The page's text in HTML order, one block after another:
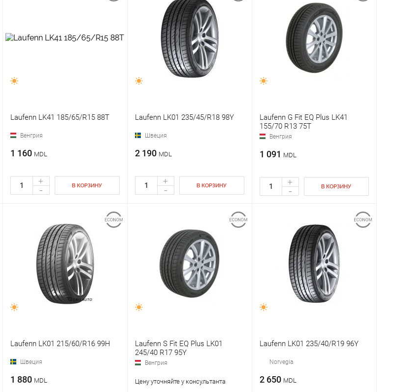
Laufenn LK41 185/65/R15 88T
Венгрия
1 160 MDL
+
- В КОРЗИНУ
Laufenn LK01 235/45/R18 98Y
Швеция
2 190 MDL
+
- В КОРЗИНУ
Laufenn G Fit EQ Plus LK41
155/70 R13 75T
Венгрия
1 091 MDL
+
- В КОРЗИНУ
Laufenn LK01 215/60/R16 99H
Швеция
1 880 MDL
Laufenn S Fit EQ Plus LK01
245/40 R17 95Y
Венгрия
Цену уточняйте у консультанта
Laufenn LK01 235/40/R19 96Y
Norvegia
2 650 MDL